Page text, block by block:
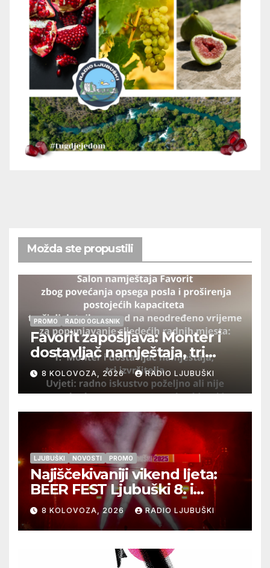
Možda ste propustili
PROMO RADIO OGLASNIK
Favorit zapošljava: Monter i
dostavljač namještaja, tri
izvršitelja
8 KOLOVOZA, 2026 RADIO LJUBUŠKI
LJUBUŠKI NOVOSTI PROMO
Najiščekivaniji vikend ljeta:
BEER FEST Ljubuški 8. i
9.kolovoza
8 KOLOVOZA, 2026 RADIO LJUBUŠKI